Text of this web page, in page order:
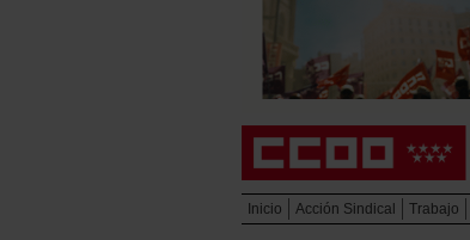
Inicio Acción Sindical Trabajo